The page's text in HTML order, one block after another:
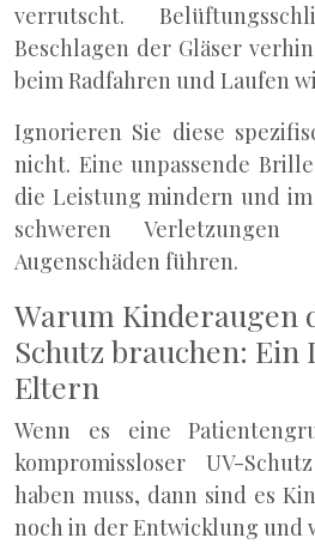
verrutscht.
Beschlagen der Gläser
beim Radfahren und Laufen
Ignorieren Sie diese
nicht. Eine unpassende
die Leistung mindern und
schweren Verletzungen
Augenschäden führen.
Warum Kinderaugen
Schutz brauchen:
Eltern
Wenn es eine
kompromissloser UV-
haben muss, dann sind es
noch in der Entwicklung und